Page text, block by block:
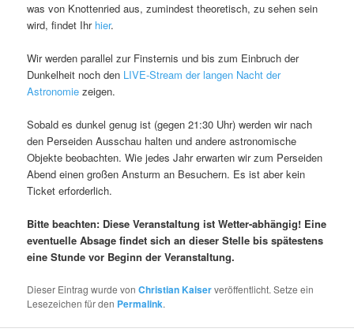
was von Knottenried aus, zumindest theoretisch, zu sehen sein
wird, findet Ihr hier.
Wir werden parallel zur Finsternis und bis zum Einbruch der
Dunkelheit noch den LIVE-Stream der langen Nacht der
Astronomie zeigen.
Sobald es dunkel genug ist (gegen 21:30 Uhr) werden wir nach
den Perseiden Ausschau halten und andere astronomische
Objekte beobachten. Wie jedes Jahr erwarten wir zum Perseiden
Abend einen großen Ansturm an Besuchern. Es ist aber kein
Ticket erforderlich.
Bitte beachten: Diese Veranstaltung ist Wetter-abhängig! Eine
eventuelle Absage findet sich an dieser Stelle bis spätestens
eine Stunde vor Beginn der Veranstaltung.
Dieser Eintrag wurde vonChristian Kaiserveröffentlicht. Setze ein
Lesezeichen für den Permalink.